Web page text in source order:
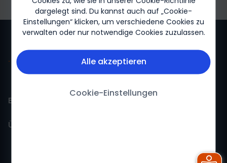
dargelegt sind. Du kannst auch auf „Cookie-
Einstellungen“ klicken, um verschiedene Cookies zu
verwalten oder nur notwendige Cookies zuzulassen.
Alle akzeptieren
Cookie-Einstellungen
Biogen für mich
Biogen Für mich-Startseite
Über Biogen